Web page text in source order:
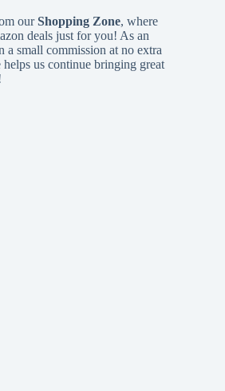
ourShopping Zone, where
deals just for you! As an
a small commission at no extra
us continue bringing great